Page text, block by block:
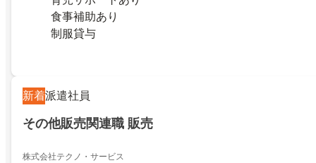
食事補助あり
制服貸与
新着派遣社員
その他販売関連職 販売
株式会社テクノ・サービス